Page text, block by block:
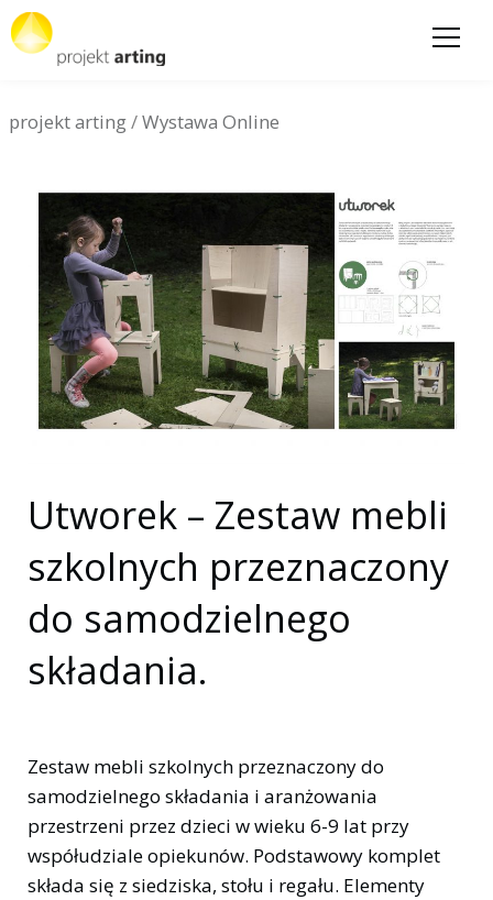
projekt arting/Wystawa Online
Utworek – Zestaw mebli
szkolnych przeznaczony
do samodzielnego
składania.
Zestaw mebli szkolnych przeznaczony do
samodzielnego składania i aranżowania
przestrzeni przez dzieci w wieku 6-9 lat przy
współudziale opiekunów. Podstawowy komplet
składa się z siedziska, stołu i regału. Elementy